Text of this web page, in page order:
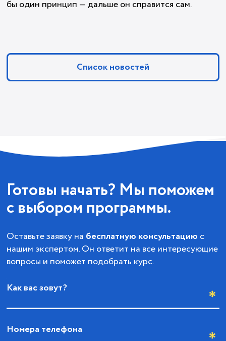
бы один принцип — дальше он справится сам.
Список новостей
Готовы начать? Мы поможем
с выбором программы.
Оставьте заявку на бесплатную консультацию с
нашим экспертом. Он ответит на все интересующие
вопросы и поможет подобрать курс.
Как вас зовут?
Номера телефона